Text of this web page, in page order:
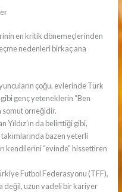
en kritik dönemeçlerinden
nedenleri birkaç ana
çoğu, evlerinde Türk
genç yeteneklerin “Ben
somut örneğidir.
Yıldız’ın da belirttiği gibi,
bazen yeterli
kendilerini “evinde” hissettiren
Futbol Federasyonu (TFF),
değil, uzun vadeli bir kariyer